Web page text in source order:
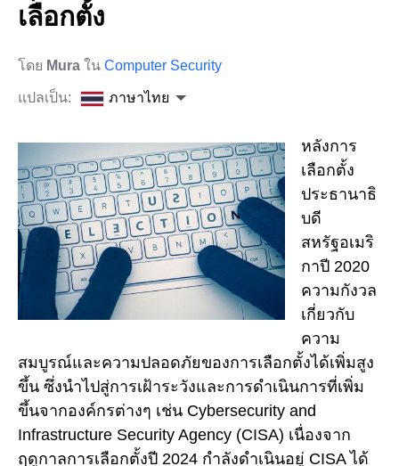
เลือกตั้ง
โดย Mura ใน Computer Security
แปลเป็น: ภาษาไทย
หลังการ
เลือกตั้ง
ประธานาธิ
บดี
สหรัฐอเมริ
กาปี 2020
ความกังวล
เกี่ยวกับ
ความ
สมบูรณ์และความปลอดภัยของการเลือกตั้งได้เพิ่มสูง
ขึ้น ซึ่งนำไปสู่การเฝ้าระวังและการดำเนินการที่เพิ่ม
ขึ้นจากองค์กรต่างๆ เช่น Cybersecurity and
Infrastructure Security Agency (CISA) เนื่องจาก
ฤดูกาลการเลือกตั้งปี 2024 กำลังดำเนินอยู่ CISA ได้